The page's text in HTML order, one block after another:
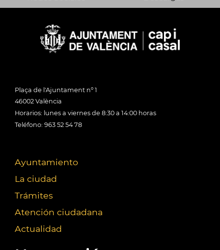
Plaça de l'Ajuntament nº 1
46002 València
Horarios: lunes a viernes de 8:30 a 14:00 horas
Teléfono: 963 52 54 78
Ayuntamiento
La ciudad
Trámites
Atención ciudadana
Actualidad